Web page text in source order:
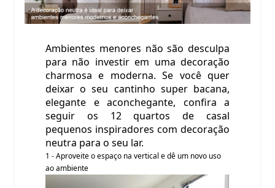
Ambientes menores não são desculpa
para não investir em uma decoração
charmosa e moderna. Se você quer
deixar o seu cantinho super bacana,
elegante e aconchegante, confira a
seguir os 12 quartos de casal
pequenos inspiradores com decoração
neutra para o seu lar.
1 - Aproveite o espaço na vertical e dê um novo uso
ao ambiente